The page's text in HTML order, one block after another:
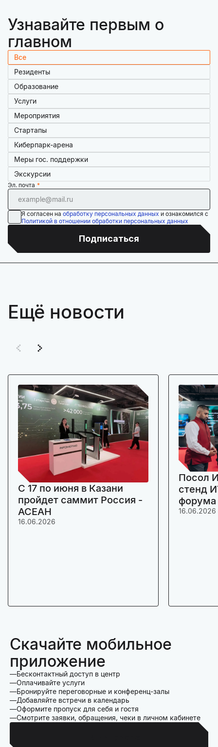
Узнавайте первым о
главном
Все
Резиденты
Образование
Услуги
Мероприятия
Стартапы
Киберпарк-арена
Меры гос. поддержки
Экскурсии
Эл. почта
Я согласен на обработку персональных данных и ознакомился с
Политикой в отношении обработки персональных данных
Подписаться
Ещё новости
C 17 по июня в Казани
пройдет саммит Россия -
АСЕАН
16.06.2026
Посол
стенд
16.06.2026
Скачайте мобильное
приложение
Бесконтактный доступ в центр
Оплачивайте услуги
Бронируйте переговорные и конференц-залы
Добавляйте встречи в календарь
Оформите пропуск для себя и гостя
Смотрите заявки, обращения, чеки в личном кабинете